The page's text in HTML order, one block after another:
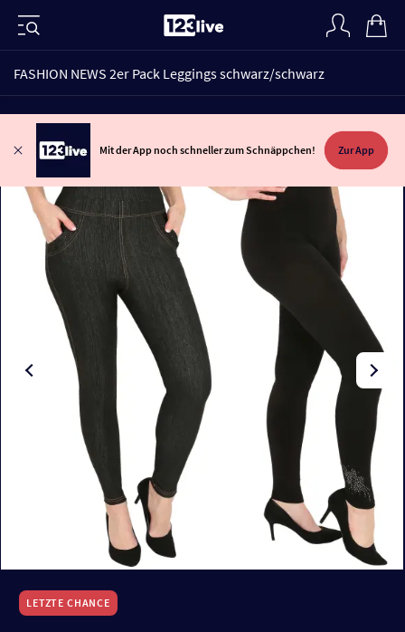
FASHION NEWS 2er Pack Leggings schwarz/schwarz
Mit der App noch schneller zum Schnäppchen! Zur App
LETZTE CHANCE